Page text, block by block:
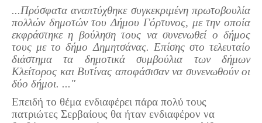
Σερβαίοι για το Σέρβου
Σύνδεσμος Σερβαίων
Εφημερίδα Αρτοζήνος
Ηλεκτρονική έκδοση Αρτοζήνου
Θέματα και δράσεις Συνδέσμου
Ανακοινώσεις
Η ιστοσελίδα μας
...Πρόσφατα αναπτύχθηκε συγκεκριμένη πρωτοβουλία
πολλών δημοτών του Δήμου Γόρτυνος, με την οποία
εκφράστηκε η βούληση τους να συνενωθεί ο δήμος
τους με το δήμο Δημητσάνας. Επίσης στο τελευταίο
διάστημα τα δημοτικά συμβούλια των δήμων
Κλείτορος και Βυτίνας αποφάσισαν να συνενωθούν οι
δύο δήμοι. ..."
Επειδή το θέμα ενδιαφέρει πάρα πολύ τους
πατριώτες Σερβαίους θα ήταν ενδιαφέρον να